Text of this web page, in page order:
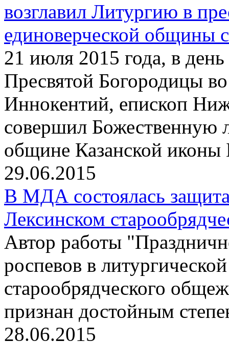
возглавил Литургию в
единоверческой общины
21 июля 2015 года, в
Пресвятой Богородицы
Иннокентий, епископ
совершил Божественную
общине Казанской
29.06.2015
В МДА состоялась
Лексинском
Автор работы
роспевов в
старообрядческого
признан достойным
28.06.2015